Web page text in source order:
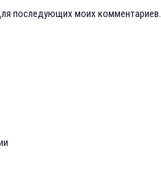
последующих моих комментариев.